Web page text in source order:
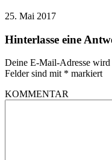
25. Mai 2017
Hinterlasse eine
Deine E-Mail-Adresse
Felder sind mit * markiert
KOMMENTAR